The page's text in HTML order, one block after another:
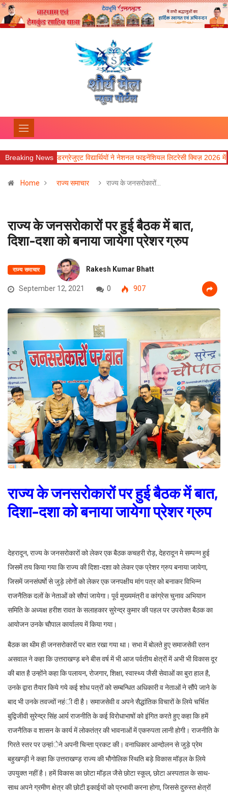
Breaking News
विद्यार्थियों ने नेशनल फाइनेंशियल लिटरेसी क्विज़ 2026 में उत्कृष्ट प्रदर्शन किया
Home राज्य समाचार राज्य के जनसरोकारों…
राज्य के जनसरोकारों पर हुई बैठक में बात,
दिशा-दशा को बनाया जायेगा प्रेशर ग्रुप
राज्य समाचार Rakesh Kumar Bhatt
September 12, 2021 0 907
राज्य के जनसरोकारों पर हुई बैठक में बात,
दिशा-दशा को बनाया जायेगा प्रेशर ग्रुप
देहरादून, राज्य के जनसरोकारों को लेकर एक बैठक कचहरी रोड़, देहरादून मे सम्पन्न हुई
जिसमें तय किया गया कि राज्य की दिशा-दशा को लेकर एक प्रेशर ग्रुप बनाया जायेगा,
जिसमें जनसंघर्षाे से जुड़े लोगों को लेकर एक जनपक्षीय मांग पत्र को बनाकर विभिन्न
राजनैतिक दलों के नेताओं को सौपां जायेगा। पूर्व मुख्यमंत्री व कांग्रेस चुनाव अभियान
समिति के अध्यक्ष हरीश रावत के सलाहकार सुरेन्द्र कुमार की पहल पर उपरोक्त बैठक का
आयोजन उनके चौपाल कार्यालय में किया गया।
बैठक का थीम ही जनसरोकारों पर बात रखा गया था। सभा में बोलते हुए समाजसेवी रतन
असवाल ने कहा कि उत्तराखण्ड़ बने बीस वर्ष में भी आज पर्वतीय क्षेत्रों में अभी भी विकास दूर
की बात है उन्होंने कहा कि पलायन, रोजगार, शिक्षा, स्वास्थ्य जैसी सेवाओं का बुरा हाल है,
उनके द्वारा तैयार किये गये कई शोध पत्रों को सम्बन्धित अधिकारी व नेताओं ने सौंपे जाने के
बाद भी उनके तवज्वों नहंी दी है। समाजसेवी व अपने सैद्धांतिक विचारों के लिये चर्चित
बुद्विजीवी सुरेन्द्र सिंह आर्य राजनीति के कई विरोधाभाषों को इंगित करते हुए कहा कि हमें
राजनैतिक व शासन के कार्य में लोकतंत्र की भावनाओं में एकरुपता लानी होगी। राजनीति के
गिरते स्तर पर उन्हांेने अपनी चिन्ता प्रकट की। वनाधिकार आन्दोलन से जुड़े प्रेम
बहुखण्ड़ी ने कहा कि उत्तराखण्ड़ राज्य की भौगोलिक स्थिति बड़े विकास मॉड़ल के लिये
उपयुक्त नहीं है। हमें विकास का छोटा मॉड़ल जैसे छोटा स्कूल, छोटा अस्पताल के साथ-
साथ अपने ग्रमीण क्षेत्र की छोटी इकाईयों को प्रभावी करना होगा, जिससे दुरुस्त क्षेत्रों